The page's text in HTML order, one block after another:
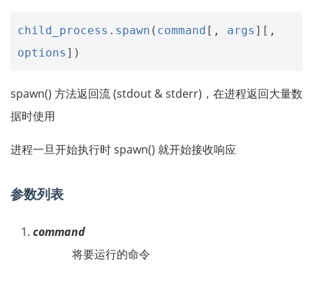
child_process . spawn ( command [, args ][,
options ])
spawn() 方法返回流 (stdout & stderr)，在进程返回大量数
据时使用
进程一旦开始执行时 spawn() 就开始接收响应
参数列表
command
将要运行的命令